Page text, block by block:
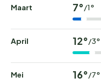
Maart 7°/1°
April 12°/3°
Mei 16°/7°